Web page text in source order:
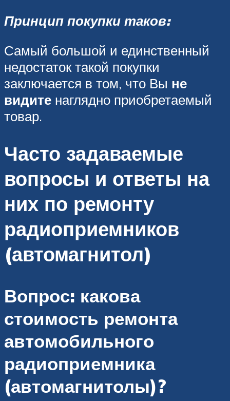
Принцип покупки таков:
Самый большой и единственный
недостаток такой покупки
заключается в том, что Вы не
видите наглядно приобретаемый
товар.
Часто задаваемые
вопросы и ответы на
них по ремонту
радиоприемников
(автомагнитол)
Вопрос: какова
стоимость ремонта
автомобильного
радиоприемника
(автомагнитолы)?